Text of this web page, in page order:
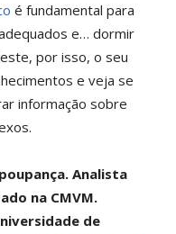
é fundamental para
e… dormir
por isso, o seu
e veja se
informação sobre
Analista
na CMVM.
de